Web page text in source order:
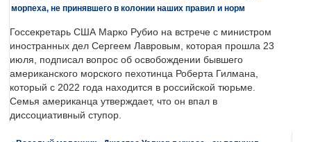
морпеха, не принявшего в колонии наших правил и норм
Госсекретарь США Марко Рубио на встрече с министром
иностранных дел Сергеем Лавровым, которая прошла 23
июля, подписал вопрос об освобождении бывшего
американского морского пехотинца Роберта Гилмана,
который с 2022 года находится в российской тюрьме.
Семья американца утверждает, что он впал в
диссоциативный ступор.